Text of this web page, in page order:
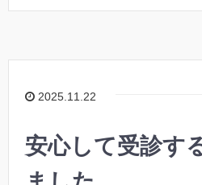
2025.11.22
安心して受診す